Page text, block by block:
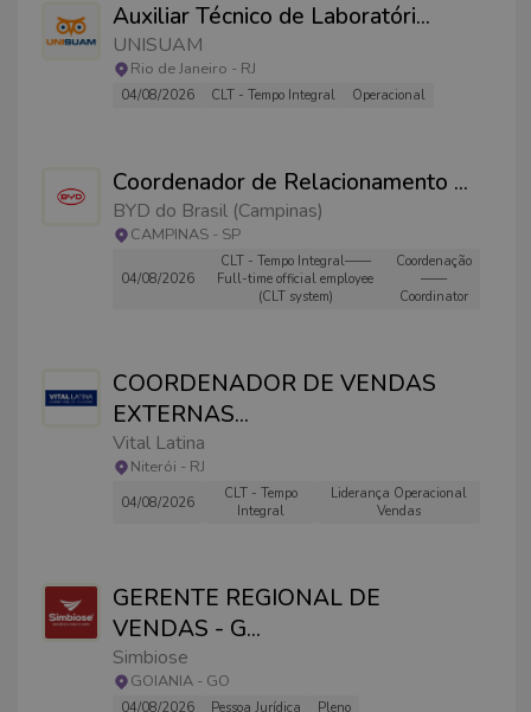
Auxiliar Técnico de Laboratóri...
UNISUAM
Rio de Janeiro - RJ
04/08/2026 CLT - Tempo Integral Operacional
Coordenador de Relacionamento ...
BYD do Brasil (Campinas)
CAMPINAS - SP
04/08/2026
CLT - Tempo Integral——
Full-time official employee
(CLT system)
Coordenação
——
Coordinator
COORDENADOR DE VENDAS
EXTERNAS...
Vital Latina
Niterói - RJ
04/08/2026
CLT - Tempo
Integral
Liderança Operacional
Vendas
GERENTE REGIONAL DE
VENDAS - G...
Simbiose
GOIANIA - GO
04/08/2026 Pessoa Jurídica Pleno